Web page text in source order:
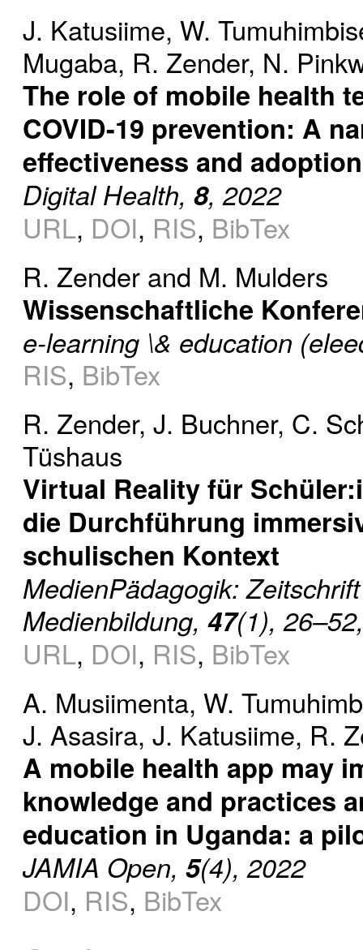
J. Katusiime, W.
Mugaba, R. Zender, N.
The role of mobile health
COVID-19 prevention: A
effectiveness and adoption
Digital Health, 8, 2022
URL, DOI, RIS, BibTex
R. Zender and M. Mulders
Wissenschaftliche
e-learning \& education
RIS, BibTex
R. Zender, J. Buchner, C.
Tüshaus
Virtual Reality für
die Durchführung
schulischen Kontext
MedienPädagogik:
Medienbildung, 47(1),
URL, DOI, RIS, BibTex
A. Musiimenta, W.
J. Asasira, J. Katusiime, R.
A mobile health app may
knowledge and practices
education in Uganda: a
JAMIA Open, 5(4), 2022
DOI, RIS, BibTex